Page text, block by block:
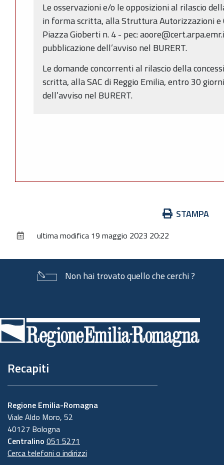
Le osservazioni e/o le opposizioni al rilascio
in forma scritta, alla Struttura Autorizzazioni e
Piazza Gioberti n. 4 - pec:
pubblicazione dell’avviso nel BURERT.
Le domande concorrenti al rilascio della
scritta, alla SAC di Reggio Emilia, entro 30
dell’avviso nel BURERT.
documento
STAMPA
ultima modifica 19 maggio 2023 20:22
Non hai trovato quello che cerchi ?
di
pagina
Recapiti
Regione Emilia-Romagna
Viale Aldo Moro, 52
40127 Bologna
Centralino 051 5271
Cerca telefoni o indirizzi